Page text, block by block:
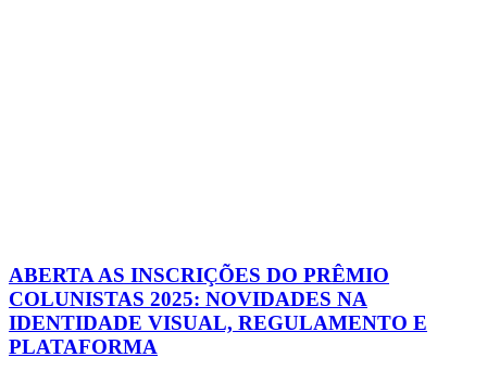
ABERTA AS INSCRIÇÕES DO PRÊMIO
COLUNISTAS 2025: NOVIDADES NA
IDENTIDADE VISUAL, REGULAMENTO E
PLATAFORMA